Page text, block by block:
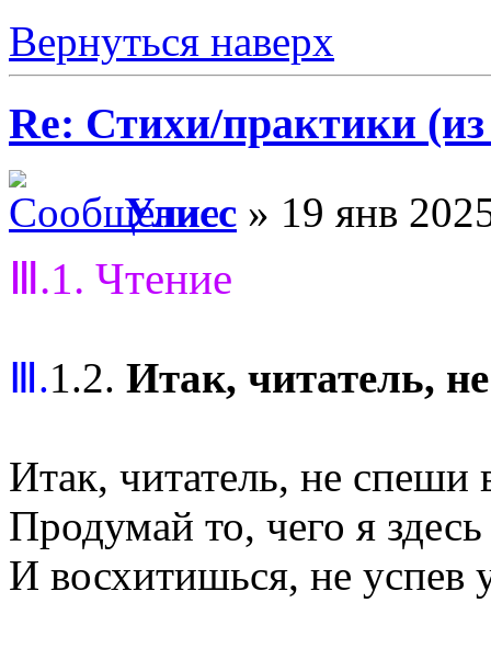
Вернуться наверх
Re: Стихи/практики
Улисс » 19 янв
Ⅲ.1. Чтение
Ⅲ.1.2. Итак, читатель,
Итак, читатель, не спеши
Продумай то, чего я здесь
И восхитишься, не успев